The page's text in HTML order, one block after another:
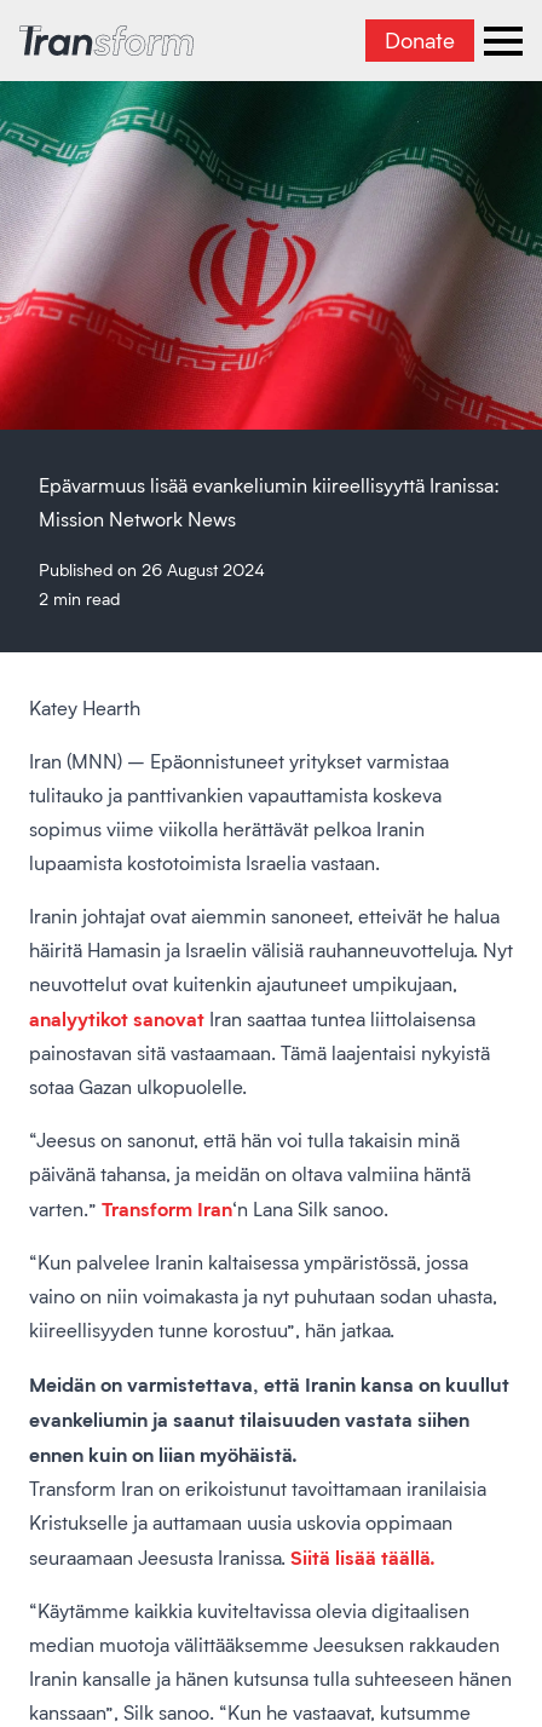
Transform Iran Donate
Epävarmuus lisää evankeliumin kiireellisyyttä Iranissa:
Mission Network News
Published on 26 August 2024
2 min read
Katey Hearth
Iran (MNN) – Epäonnistuneet yritykset varmistaa
tulitauko ja panttivankien vapauttamista koskeva
sopimus viime viikolla herättävät pelkoa Iranin
lupaamista kostotoimista Israelia vastaan.
Iranin johtajat ovat aiemmin sanoneet, etteivät he halua
häiritä Hamasin ja Israelin välisiä rauhanneuvotteluja. Nyt
neuvottelut ovat kuitenkin ajautuneet umpikujaan,
analyytikot sanovat Iran saattaa tuntea liittolaisensa
painostavan sitä vastaamaan. Tämä laajentaisi nykyistä
sotaa Gazan ulkopuolelle.
“Jeesus on sanonut, että hän voi tulla takaisin minä
päivänä tahansa, ja meidän on oltava valmiina häntä
varten.” Transform Iran‘n Lana Silk sanoo.
“Kun palvelee Iranin kaltaisessa ympäristössä, jossa
vaino on niin voimakasta ja nyt puhutaan sodan uhasta,
kiireellisyyden tunne korostuu”, hän jatkaa.
Meidän on varmistettava, että Iranin kansa on kuullut
evankeliumin ja saanut tilaisuuden vastata siihen
ennen kuin on liian myöhäistä.
Transform Iran on erikoistunut tavoittamaan iranilaisia
Kristukselle ja auttamaan uusia uskovia oppimaan
seuraamaan Jeesusta Iranissa. Siitä lisää täällä.
“Käytämme kaikkia kuviteltavissa olevia digitaalisen
median muotoja välittääksemme Jeesuksen rakkauden
Iranin kansalle ja hänen kutsunsa tulla suhteeseen hänen
kanssaan”, Silk sanoo. “Kun he vastaavat, kutsumme